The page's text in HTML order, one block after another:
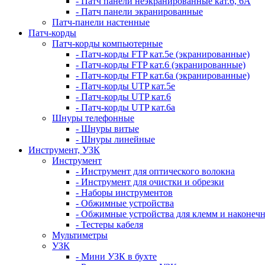
- Патч панели экранированные
Патч-панели настенные
Патч-корды
Патч-корды компьютерные
- Патч-корды FTP кат.5е (экранированные)
- Патч-корды FTP кат.6 (экранированные)
- Патч-корды FTP кат.6а (экранированные)
- Патч-корды UTP кат.5е
- Патч-корды UTP кат.6
- Патч-корды UTP кат.6а
Шнуры телефонные
- Шнуры витые
- Шнуры линейные
Инструмент, УЗК
Инструмент
- Инструмент для оптического волокна
- Инструмент для очистки и обрезки
- Наборы инструментов
- Обжимные устройства
- Обжимные устройства для клемм и
- Тестеры кабеля
Мультиметры
УЗК
- Мини УЗК в бухте